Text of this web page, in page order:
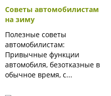
Советы автомобилистам
на зиму
Полезные советы
автомобилистам:
Привычные функции
автомобиля, безотказные в
обычное время, с...